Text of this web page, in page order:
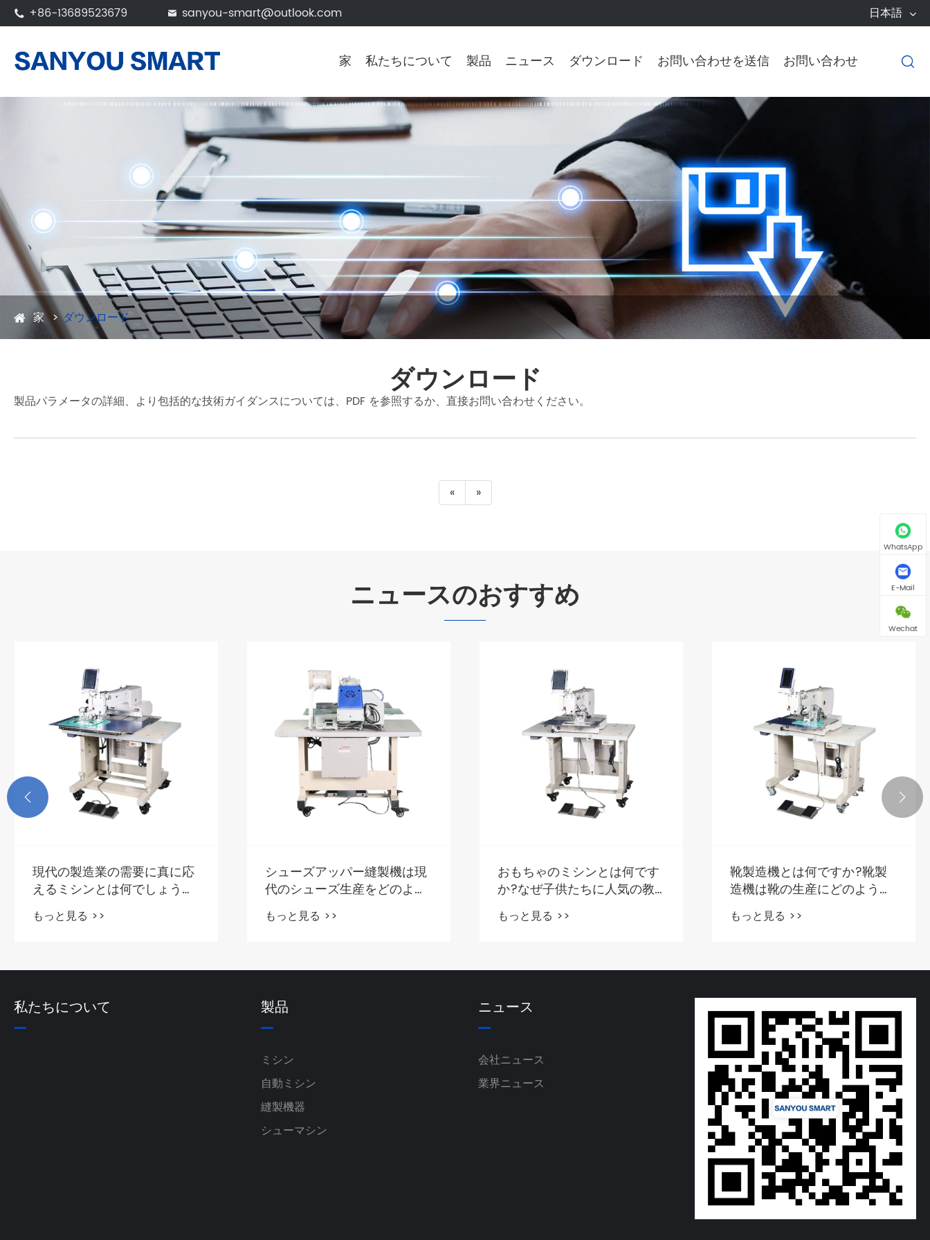
 +86-13689523679  sanyou-smart@outlook.com 日本語
家 私たちについて 製品 ニュース ダウンロード お問い合わせを送信 お問い合わせ 
家 ダウンロード
ダウンロード
製品パラメータの詳細、より包括的な技術ガイダンスについては、PDF を参照するか、直接お問い合わせください。
« »
ニュースのおすすめ
現代のものづくりにおけるミ
シンの不朽の遺産
もっと見る >>
自動化により縫製がスピード
と精度で変わります
もっと見る >>
現代の製造業の需要に真に応
えるミシンとは何でしょう
か?
もっと見る >>
シューズアッパー縫製機は現
代のシューズ生産をどのよう
に変革するのでしょうか?
もっと見る >>
 
私たちについて 製品
ミシン
自動ミシン
縫製機器
シューマシン
ニュース
会社ニュース
業界ニュース
WhatsApp
E-Mail
Wechat